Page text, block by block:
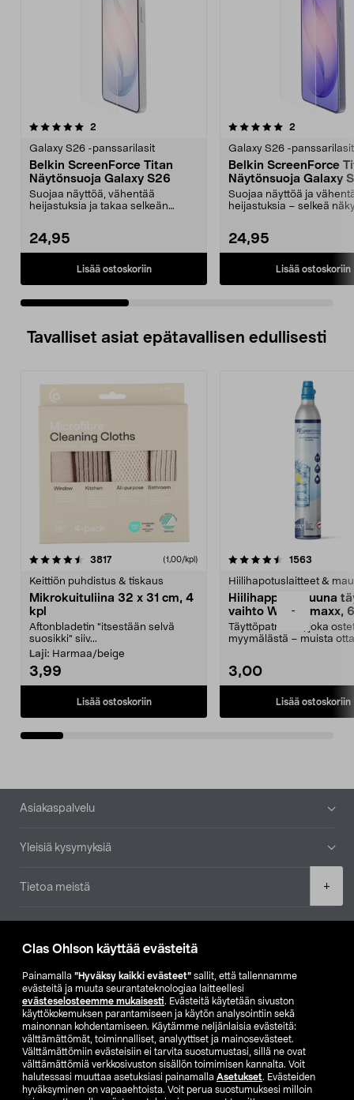
Clas Ohlson käyttää evästeitä
Painamalla ”Hyväksy kaikki evästeet” sallit, että tallennamme
evästeitä ja muuta seurantateknologiaa laitteellesi
evästeselosteemme mukaisesti. Evästeitä käytetään sivuston
käyttökokemuksen parantamiseen ja käytön analysointiin sekä
mainonnan kohdentamiseen. Käytämme neljänlaisia evästeitä:
välttämättömät, toiminnalliset, analyyttiset ja mainosevästeet.
Välttämättömiin evästeisiin ei tarvita suostumustasi, sillä ne ovat
välttämättömiä verkkosivuston sisällön toimimisen kannalta. Voit
halutessasi muuttaa asetuksiasi painamalla Asetukset. Evästeiden
hyväksyminen on vapaaehtoista. Voit perua suostumuksesi milloin
-
+
2
Galaxy S26 -panssarilasit
Belkin ScreenForce Titan
Näytönsuoja Galaxy S26
Suojaa näyttöä, vähentää
heijastuksia ja takaa selkeän
24,95
Lisää ostoskoriin
5.0 viidestä
2
Galaxy S26 -panssarilasit
Belkin ScreenForce
Näytönsuoja Galaxy
Ultralle
Suojaa näyttöä ja
heijastuksia – selkeä
24,95
Lisää ostoskoriin
0.0 viidestä
Tavalliset asiat epätavallisen edullisesti
3817arvostelut (1,00/kpl)
Keittiön puhdistus & tiskaus
Mikrokuituliina 32 x 31 cm, 4
kpl
Aftonbladetin "itsestään selvä
suosikki" siiv...
Laji: Harmaa/beige
3,99
Lisää ostoskoriin
4.5viidestä
1563
Hiilihapotuslaitteet &
Hiilihappopatruuna
vaihto Wassermaxx,
Täyttöpatruuna, joka
myymälästä – muista
3,00
Lisää ostoskoriin
4.5viidestä
Alatunniste
Asiakaspalvelu
Yleisiä kysymyksiä
Tietoa meistä
Etsi myymälä
SE NO FI
FI SV